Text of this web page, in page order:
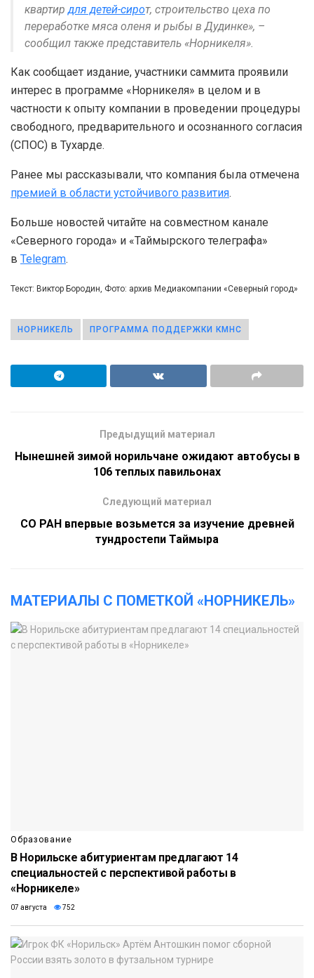
квартир для детей-сирот, строительство цеха по
переработке мяса оленя и рыбы в Дудинке», –
сообщил также представитель «Норникеля».
Как сообщает издание, участники саммита проявили
интерес в программе «Норникеля» в целом и в
частности к опыту компании в проведении процедуры
свободного, предварительного и осознанного согласия
(СПОС) в Тухарде.
Ранее мы рассказывали, что компания была отмечена
премией в области устойчивого развития.
Больше новостей читайте на совместном канале
«Северного города» и «Таймырского телеграфа»
в Telegram.
Текст: Виктор Бородин, Фото: архив Медиакомпании «Северный город»
НОРНИКЕЛЬ ПРОГРАММА ПОДДЕРЖКИ КМНС
Предыдущий материал
Нынешней зимой норильчане ожидают автобусы в
106 теплых павильонах
Следующий материал
СО РАН впервые возьмется за изучение древней
тундростепи Таймыра
МАТЕРИАЛЫ С ПОМЕТКОЙ «НОРНИКЕЛЬ»
Образование
В Норильске абитуриентам предлагают 14
специальностей с перспективой работы в
«Норникеле»
07 августа 752